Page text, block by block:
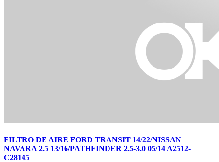
FILTRO DE AIRE FORD TRANSIT 14/22/NISSAN
NAVARA 2.5 13/16/PATHFINDER 2.5-3.0 05/14 A2512-
C28145